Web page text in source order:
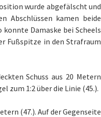
wurde abgefälscht und
Abschlüssen kamen beide
Damaske bei Scheels
Fußspitze in den Strafraum
Schuss aus 20 Metern
zum 1:2 über die Linie (45.).
(47.). Auf der Gegenseite